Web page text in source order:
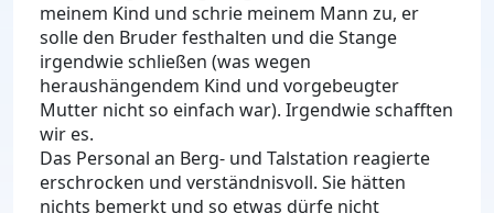
meinem Kind und schrie meinem Mann zu, er
solle den Bruder festhalten und die Stange
irgendwie schließen (was wegen
heraushängendem Kind und vorgebeugter
Mutter nicht so einfach war). Irgendwie schafften
wir es.
Das Personal an Berg- und Talstation reagierte
erschrocken und verständnisvoll. Sie hätten
nichts bemerkt und so etwas dürfe nicht